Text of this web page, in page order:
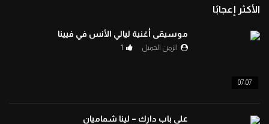
افتح يا سمسم – الحلقة 93
1.4K
0
الأكثر إعجابًا
07:07
موسيقى أغنية ليالي الأنس في فيينا
الزمن الجميل 1
على باب دارك – لينا شماميان